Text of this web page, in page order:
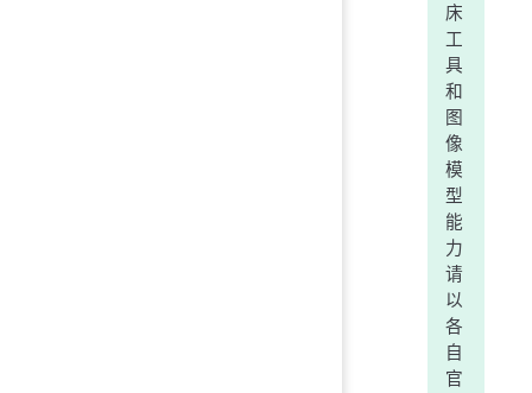
床
工
具
和
图
像
模
型
能
力
请
以
各
自
官